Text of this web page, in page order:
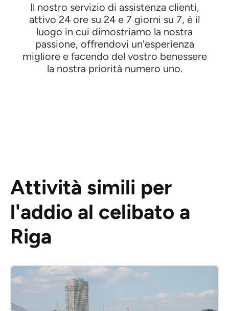
Il nostro servizio di assistenza clienti,
attivo 24 ore su 24 e 7 giorni su 7, è il
luogo in cui dimostriamo la nostra
passione, offrendovi un'esperienza
migliore e facendo del vostro benessere
la nostra priorità numero uno.
Attività simili per
l'addio al celibato a
Riga